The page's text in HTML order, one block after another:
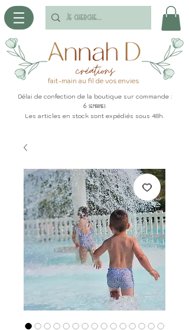
fait-main au fil de vos envies
Délai de confection de la boutique sur commande :
6 semaines
Les articles en stock sont expédiés sous 48h.